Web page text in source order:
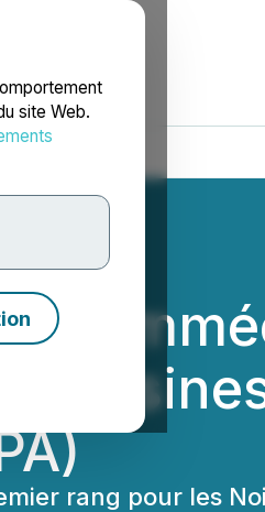
site Web.
rang pour les